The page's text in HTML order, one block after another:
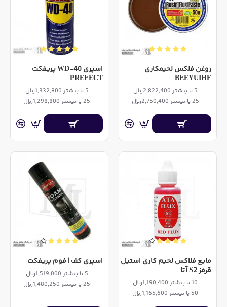
روغن فلکس لحیمکاری
BEEYUIHF
5 یا بیشتر 2,822,400ریال
25 یا بیشتر 2,750,400ریال
اسپری WD-40 پریفکت
PREFECT
5 یا بیشتر 1,332,800ریال
25 یا بیشتر 1,298,800ریال
مایع فلاکس لحیم کاری استیل
قرمز S2 آتا
10 یا بیشتر 1,190,400ریال
50 یا بیشتر 1,165,600ریال
اسپری کف | فوم پریفکت
5 یا بیشتر 1,519,000ریال
25 یا بیشتر 1,480,250ریال